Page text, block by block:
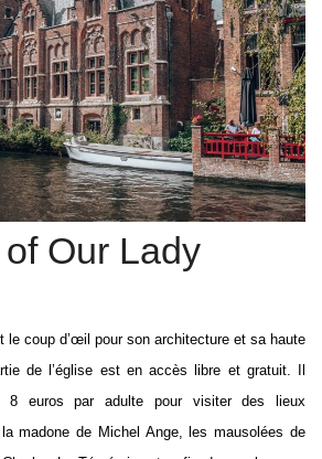
Our Lady
le coup d’œil pour son architecture et sa haute
de l’église est en accès libre et gratuit. Il
8 euros par adulte pour visiter des lieux
madone de Michel Ange, les mausolées de